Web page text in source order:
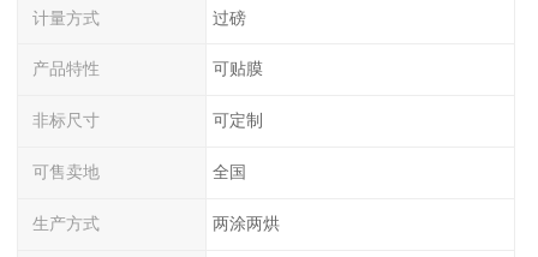
计量方式 过磅
产品特性 可贴膜
非标尺寸 可定制
可售卖地 全国
生产方式 两涂两烘